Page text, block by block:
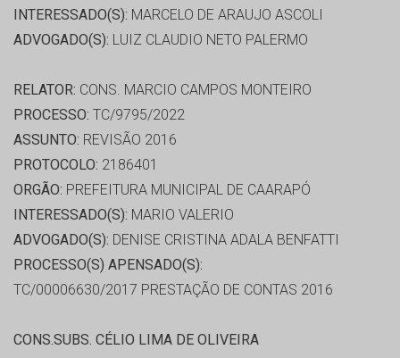
INTERESSADO(S): MARCELO DE ARAUJO ASCOLI
ADVOGADO(S): LUIZ CLAUDIO NETO PALERMO
RELATOR: CONS. MARCIO CAMPOS MONTEIRO
PROCESSO: TC/9795/2022
ASSUNTO: REVISÃO 2016
PROTOCOLO: 2186401
ORGÃO: PREFEITURA MUNICIPAL DE CAARAPÓ
INTERESSADO(S): MARIO VALERIO
ADVOGADO(S): DENISE CRISTINA ADALA BENFATTI
PROCESSO(S) APENSADO(S):
TC/00006630/2017 PRESTAÇÃO DE CONTAS 2016
CONS.SUBS. CÉLIO LIMA DE OLIVEIRA